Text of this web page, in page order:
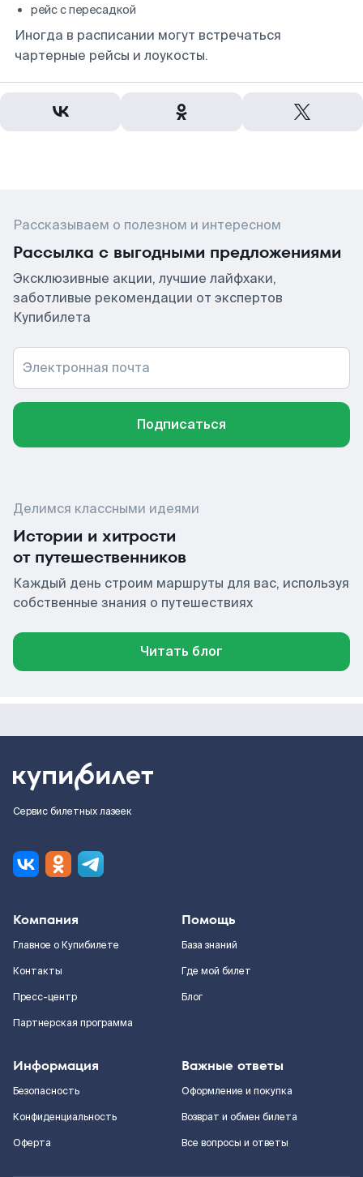
рейс с пересадкой
Иногда в расписании могут встречаться
чартерные рейсы и лоукосты.
Рассказываем о полезном и интересном
Рассылка с выгодными предложениями
Эксклюзивные акции, лучшие лайфхаки,
заботливые рекомендации от экспертов
Купибилета
Электронная почта
Подписаться
Делимся классными идеями
Истории и хитрости
от путешественников
Каждый день строим маршруты для вас, используя
собственные знания о путешествиях
Читать блог
Сервис билетных лазеек
Компания
Главное о Купибилете
Контакты
Пресс-центр
Партнерская программа
Помощь
База знаний
Где мой билет
Блог
Информация
Безопасность
Конфиденциальность
Оферта
Важные ответы
Оформление и покупка
Возврат и обмен билета
Все вопросы и ответы